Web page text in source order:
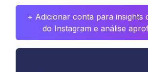
+ Adicionar conta para insights
do Instagram e análise